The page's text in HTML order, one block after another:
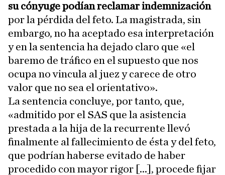
su cónyuge podían reclamar indemnización
por la pérdida del feto. La magistrada, sin
embargo, no ha aceptado esa interpretación
y en la sentencia ha dejado claro que «el
baremo de tráfico en el supuesto que nos
ocupa no vincula al juez y carece de otro
valor que no sea el orientativo».
La sentencia concluye, por tanto, que,
«admitido por el SAS que la asistencia
prestada a la hija de la recurrente llevó
finalmente al fallecimiento de ésta y del feto,
que podrían haberse evitado de haber
procedido con mayor rigor [...], procede fijar